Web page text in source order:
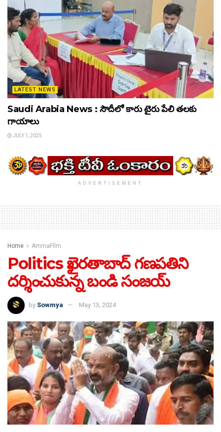
LATEST NEWS
Saudi Arabia News : సౌదీలో కారు టైరు పేలి తలకు
గాయాలు
JULY 1, 2025
ADVERTISEMENT
Home AmmaFIlm
Politics ఖైరతాబాద్‌ గణపతిని
దర్శించుకున్న బండి సంజయ్‌
by Sowmya May 13, 2024